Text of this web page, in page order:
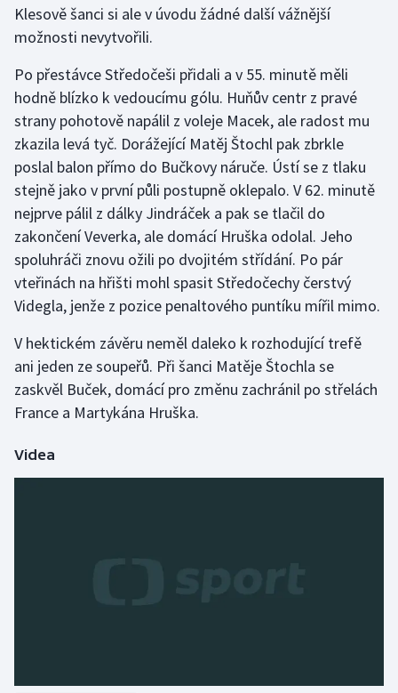
Klesově šanci si ale v úvodu žádné další vážnější
možnosti nevytvořili.
Po přestávce Středočeši přidali a v 55. minutě měli
hodně blízko k vedoucímu gólu. Huňův centr z pravé
strany pohotově napálil z voleje Macek, ale radost mu
zkazila levá tyč. Dorážející Matěj Štochl pak zbrkle
poslal balon přímo do Bučkovy náruče. Ústí se z tlaku
stejně jako v první půli postupně oklepalo. V 62. minutě
nejprve pálil z dálky Jindráček a pak se tlačil do
zakončení Veverka, ale domácí Hruška odolal. Jeho
spoluhráči znovu ožili po dvojitém střídání. Po pár
vteřinách na hřišti mohl spasit Středočechy čerstvý
Videgla, jenže z pozice penaltového puntíku mířil mimo.
V hektickém závěru neměl daleko k rozhodující trefě
ani jeden ze soupeřů. Při šanci Matěje Štochla se
zaskvěl Buček, domácí pro změnu zachránil po střelách
France a Martykána Hruška.
Videa